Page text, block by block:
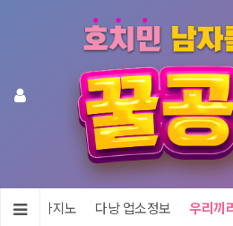
어 & 카지노 다낭 업소정보 우리끼